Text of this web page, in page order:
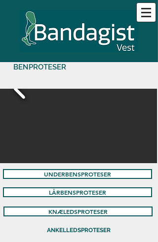
BENPROTESER
UNDERBENSPROTESER
LÅRBENSPROTESER
KNÆLEDSPROTESER
ANKELLEDSPROTESER